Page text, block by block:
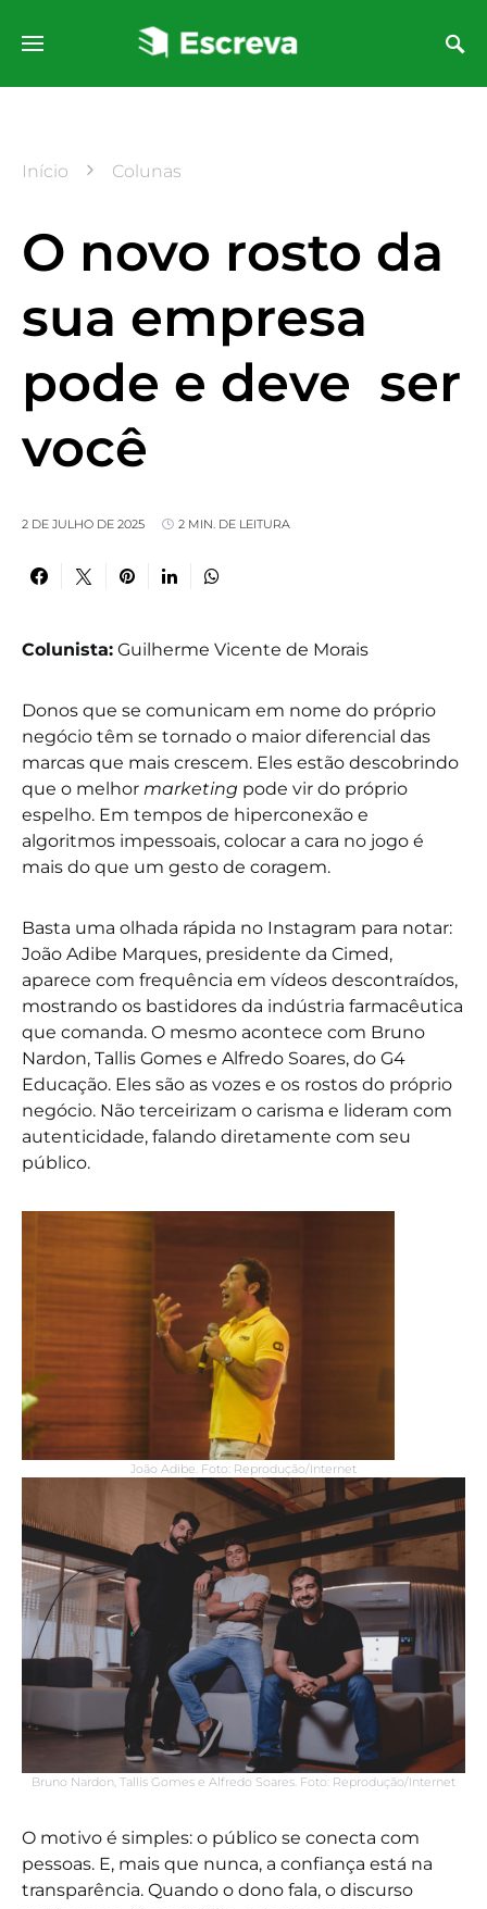
Início Colunas
O novo rosto da
sua empresa
pode e deve ser
você
2 DE JULHO DE 2025 2 MIN. DE LEITURA
Colunista: Guilherme Vicente de Morais
Donos que se comunicam em nome do próprio
negócio têm se tornado o maior diferencial das
marcas que mais crescem. Eles estão descobrindo
que o melhor marketing pode vir do próprio
espelho. Em tempos de hiperconexão e
algoritmos impessoais, colocar a cara no jogo é
mais do que um gesto de coragem.
Basta uma olhada rápida no Instagram para notar:
João Adibe Marques, presidente da Cimed,
aparece com frequência em vídeos descontraídos,
mostrando os bastidores da indústria farmacêutica
que comanda. O mesmo acontece com Bruno
Nardon, Tallis Gomes e Alfredo Soares, do G4
Educação. Eles são as vozes e os rostos do próprio
negócio. Não terceirizam o carisma e lideram com
autenticidade, falando diretamente com seu
público.
João Adibe. Foto: Reprodução/Internet
Bruno Nardon, Tallis Gomes e Alfredo Soares. Foto: Reprodução/Internet
O motivo é simples: o público se conecta com
pessoas. E, mais que nunca, a confiança está na
transparência. Quando o dono fala, o discurso